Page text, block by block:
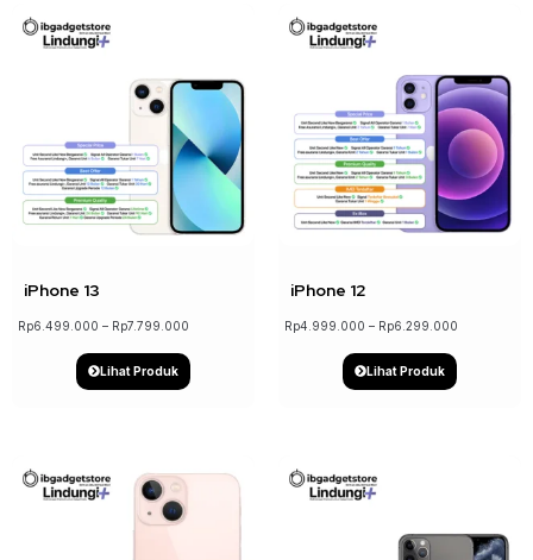
iPhone 13
Rp6.499.000 – Rp7.799.000
Lihat Produk
↓ 21%
iPhone 12
Rp4.999.000 – Rp6.299.000
Lihat Produk